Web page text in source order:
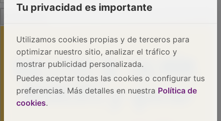
PUBLICIDAD
Tu privacidad es importante
Utilizamos cookies propias y de terceros para
optimizar nuestro sitio, analizar el tráfico y
mostrar publicidad personalizada.
Puedes aceptar todas las cookies o configurar tus
preferencias. Más detalles en nuestra Política de
cookies.